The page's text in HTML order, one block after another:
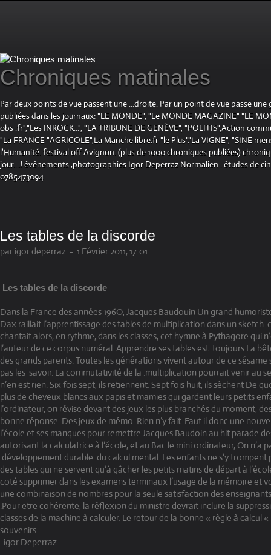
Chroniques matinales
Par deux points de vue passent une ...droite. Par un point de vue passe
publiées dans les journaux: "LE MONDE", "Le MONDE MAGAZINE" "LE
obs .fr","Les INROCK...", "LA TRIBUNE DE GENÈVE", "POLITIS",Action
"La FRANCE "AGRICOLE",La Manche libre.fr "le Plus"."La VIGNE", "SINE
l'Humanité. festival off Avignon. (plus de 1000 chroniques publiées)
jour....! événements ,photographies Igor Deperraz Normalien . études de
0785473094
Les tables de la discorde
par igor deperraz - 1 Février 2011, 17:01
Les tables de la discorde
Dans la France des années 196O, Jacques Baudouin Un grand
Dax raillait l’apprentissage des tables de multiplication dans un sketch
chantait alors, en rythme, dans les classes, cet hymne à Pythagore qui
l’auteur de ce corpus numéral. Apprendre ses tables est toujours La
des grands parents. Toutes les générations vivent autour de ce
pas les savoir. La commutativité de la .multiplication pourrait venir au
n’en est rien. Six fois sept, ils retiennent. Sept fois huit, ils sèchent De
plus de cheveux blancs aux papis et mamies qui gardent leurs petits
l’ordinateur, on révise devant des jeux les plus branchés du moment,
bonne réponse. Des jeux de mémo .Rien n’y fait. Faut il donc une
l’école et ses manques pour remettre Jacques Baudoin au hit parade
autorisant la calculatrice à l’école, et au Bac le mini ordinateur, On n’a
développement durable du calcul mental. Les enfants ne s’y
des tables qui ne servent qu’à gâcher les petits matins de départ à
coté supprimer dans les examens terminaux l’usage de la mémoire et
une combinaison de nombres pour la seule satisfaction des
.Pour etre cohérente, la réflexion du ministre devrait inclure la
classes de la machine à calculer. Le retour de la bonne « règle à calcul
souvenirs .
igor Deperraz